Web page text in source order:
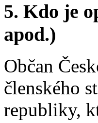
5. Kdo je
apod.)
Občan
členského
republiky,